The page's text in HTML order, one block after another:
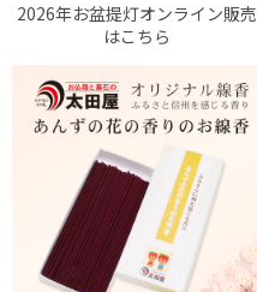
2026年お盆提灯オンライン販売
はこちら